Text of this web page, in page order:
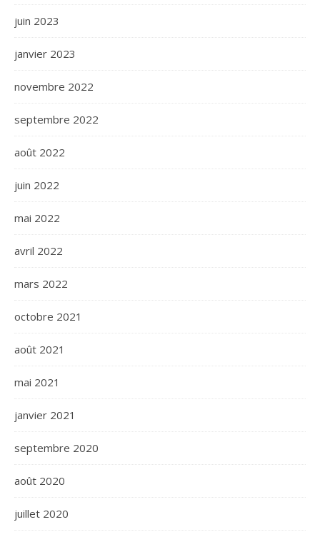
juin 2023
janvier 2023
novembre 2022
septembre 2022
août 2022
juin 2022
mai 2022
avril 2022
mars 2022
octobre 2021
août 2021
mai 2021
janvier 2021
septembre 2020
août 2020
juillet 2020